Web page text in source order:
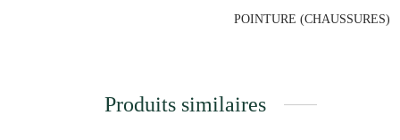
POINTURE (CHAUSSURES)
Produits similaires